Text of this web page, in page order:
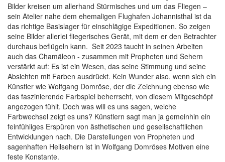
Bilder kreisen um allerhand Stürmisches und um das Fliegen –
sein Atelier nahe dem ehemaligen Flughafen Johannisthal ist da
das richtige Basislager für einschlägige Expeditionen. So zeigen
seine Bilder allerlei fliegerisches Gerät, mit dem er den Betrachter
durchaus beflügeln kann. Seit 2023 taucht in seinen Arbeiten
auch das Chamäleon - zusammen mit Propheten und Sehern
verstärkt auf: Es ist ein Wesen, das seine Stimmung und seine
Absichten mit Farben ausdrückt. Kein Wunder also, wenn sich ein
Künstler wie Wolfgang Domröse, der die Zeichnung ebenso wie
das faszinierende Farbspiel beherrscht, von diesem Mitgeschöpf
angezogen fühlt. Doch was will es uns sagen, welche
Farbwechsel zeigt es uns? Künstlern sagt man ja gemeinhin ein
feinfühliges Erspüren von ästhetischen und gesellschaftlichen
Entwicklungen nach. Die Darstellungen von Propheten und
sagenhaften Hellsehern ist in Wolfgang Domröses Motiven eine
feste Konstante.